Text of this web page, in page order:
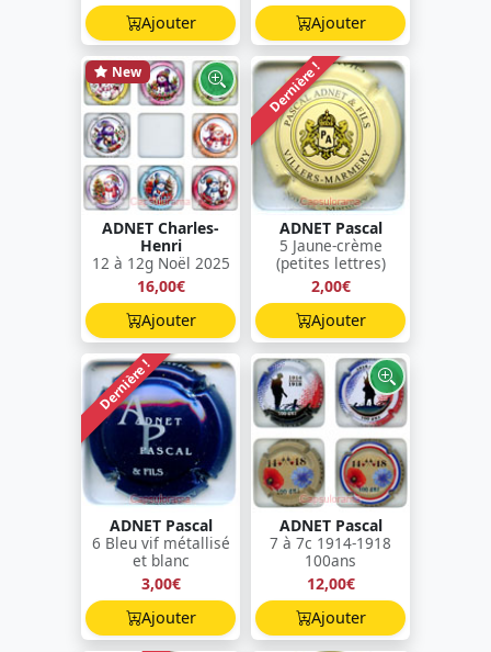
Ajouter
Ajouter
New
ADNET Charles-
Henri
12 à 12g Noël 2025
16,00€
Ajouter
Dernière !
ADNET Pascal
5 Jaune-crème
(petites lettres)
2,00€
Ajouter
Dernière !
ADNET Pascal
6 Bleu vif métallisé
et blanc
3,00€
Ajouter
ADNET Pascal
7 à 7c 1914-1918
100ans
12,00€
Ajouter